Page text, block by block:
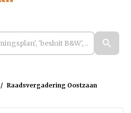
Raadsvergadering Oostzaan